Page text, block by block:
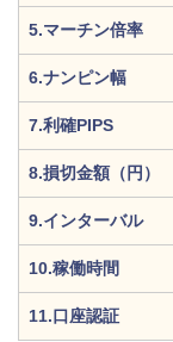
5.マーチン倍率
6.ナンピン幅
7.利確PIPS
8.損切金額（円）
9.インターバル
10.稼働時間
11.口座認証